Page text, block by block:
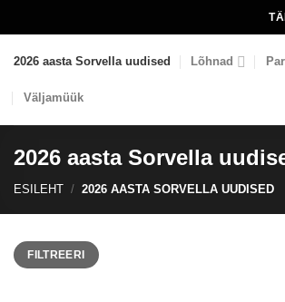
to
content
2026 aasta Sorvella uudised Lõhnad
Väljamüük
2026 aasta Sorvella
ESILEHT / 2026 AASTA SORVELLA UUDISED
Minimaalne
hind
Maksimaalne
hindFILTREERI